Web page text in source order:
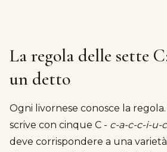
La regola delle sette
un detto
Ogni livornese conosce la
scrive con cinque C - c-a-c-c-i-u-
deve corrispondere a una varietà